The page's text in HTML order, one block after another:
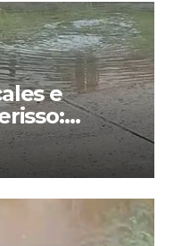
e
la calle